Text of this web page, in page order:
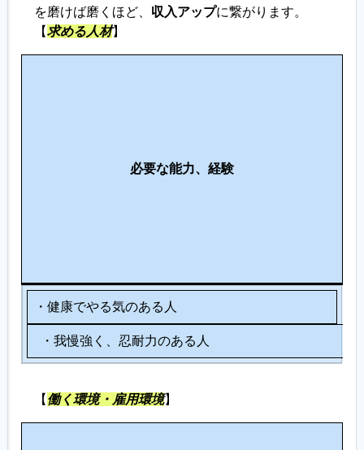
を磨けば磨くほど、 収入アップに繋がります。
【求める人材】
必要な能力、経験
・健康でやる気のある人
・我慢強く、忍耐力のある人
【 働く環境・雇用環境】